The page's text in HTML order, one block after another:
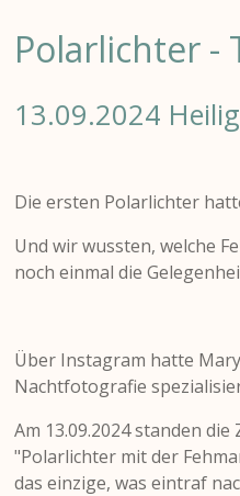
Polarlichter -
13.09.2024
Die ersten Polarlichter
Und wir wussten, welche
noch einmal die
Über Instagram hatte
Nachtfotografie
Am 13.09.2024 standen
"Polarlichter mit der
das einzige, was eintraf